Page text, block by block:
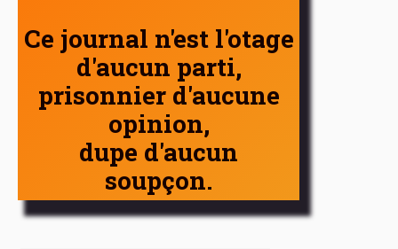
Ce journal n'est l'otage
d'aucun parti,
prisonnier d'aucune
opinion,
dupe d'aucun
soupçon.